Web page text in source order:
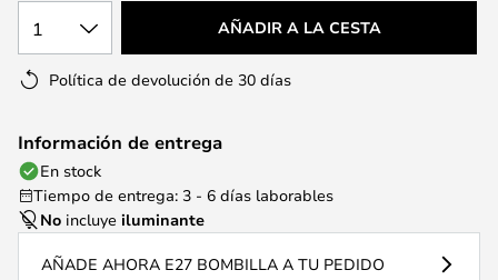
1 AÑADIR A LA CESTA
Política de devolución de 30 días
Información de entrega
En stock
Tiempo de entrega: 3 - 6 días laborables
No incluye iluminante
AÑADE AHORA E27 BOMBILLA A TU PEDIDO